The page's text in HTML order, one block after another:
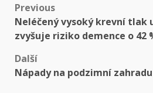
Post
navigation
Previous
Neléčený vysoký krevní tlak
zvyšuje riziko demence o 42
Další
Nápady na podzimní